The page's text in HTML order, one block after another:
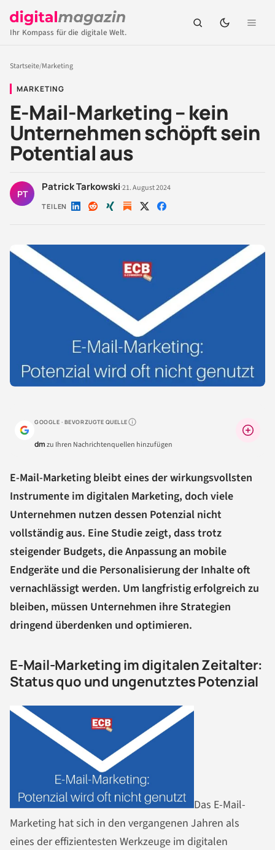
Ihr Kompass für die digitale Welt.
Startseite/Marketing
MARKETING
E-Mail-Marketing – kein
Unternehmen schöpft sein
Potential aus
PT
Patrick Tarkowski·21. August 2024
TEILEN Auf Auf Auf Auf Auf
GOOGLE · BEVORZUGTE QUELLEWarum lohnt sich das?
dmzu Ihren Nachrichtenquellen hinzufügen
E-Mail-Marketing bleibt eines der wirkungsvollsten
Instrumente im digitalen Marketing, doch viele
Unternehmen nutzen dessen Potenzial nicht
vollständig aus. Eine Studie zeigt, dass trotz
steigender Budgets, die Anpassung an mobile
Endgeräte und die Personalisierung der Inhalte oft
vernachlässigt werden. Um langfristig erfolgreich zu
bleiben, müssen Unternehmen ihre Strategien
dringend überdenken und optimieren.
E-Mail-Marketing im digitalen Zeitalter:
Status quo und ungenutztes Potenzial
Das E-Mail-
Marketing hat sich in den vergangenen Jahren als
eines der effizientesten Werkzeuge im digitalen